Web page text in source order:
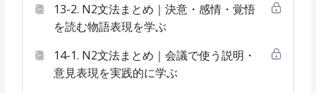
13-2. N2文法まとめ｜決意・感情・覚悟
を読む物語表現を学ぶ
14-1. N2文法まとめ｜会議で使う説明・
意見表現を実践的に学ぶ